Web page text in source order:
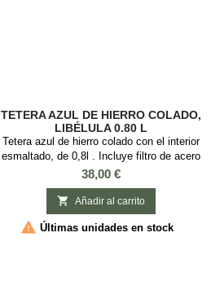
TETERA AZUL DE HIERRO COLADO,
LIBÉLULA 0.80 L
Tetera azul de hierro colado con el interior
esmaltado, de 0,8l . Incluye filtro de acero
inoxidable. Material: Hierro colado Cantidad:
800ml Color: Azul oscuro Motivos: Libélula
(dragonfly)
Precio
38,00 €
 Añadir al carrito
 Últimas unidades en stock